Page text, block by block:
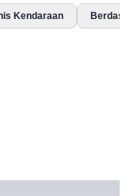
Kendaraan